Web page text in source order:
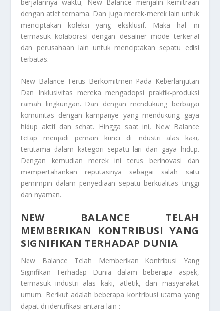
berjalannya waktu, New Balance menjalin kemitraan
dengan atlet ternama. Dan juga merek-merek lain untuk
menciptakan koleksi yang eksklusif. Maka hal ini
termasuk kolaborasi dengan desainer mode terkenal
dan perusahaan lain untuk menciptakan sepatu edisi
terbatas.
New Balance Terus Berkomitmen Pada Keberlanjutan
Dan Inklusivitas mereka mengadopsi praktik-produksi
ramah lingkungan. Dan dengan mendukung berbagai
komunitas dengan kampanye yang mendukung gaya
hidup aktif dan sehat. Hingga saat ini, New Balance
tetap menjadi pemain kunci di industri alas kaki,
terutama dalam kategori sepatu lari dan gaya hidup.
Dengan kemudian merek ini terus berinovasi dan
mempertahankan reputasinya sebagai salah satu
pemimpin dalam penyediaan sepatu berkualitas tinggi
dan nyaman.
NEW BALANCE TELAH
MEMBERIKAN KONTRIBUSI YANG
SIGNIFIKAN TERHADAP DUNIA
New Balance Telah Memberikan Kontribusi Yang
Signifikan Terhadap Dunia dalam beberapa aspek,
termasuk industri alas kaki, atletik, dan masyarakat
umum. Berikut adalah beberapa kontribusi utama yang
dapat di identifikasi antara lain :